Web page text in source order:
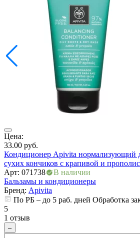
Цена:
33.00 руб.
Кондиционер Apivita нормализующий
сухих кончиков с крапивой и
Арт: 071738
В наличии
Бальзамы и кондиционеры
Бренд: Apivita
По РБ – до 5 раб. дней Обработка
5
1 отзыв
–